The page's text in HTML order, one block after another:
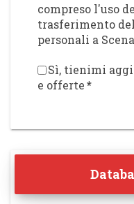
compreso l'uso
trasferimento
personali a
Sì, tienimi
e offerte*